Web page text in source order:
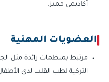
أكاديمي مميز.
العضويات المهنية
مرتبط بمنظمات رائدة مثل
التركية لطب القلب لدى